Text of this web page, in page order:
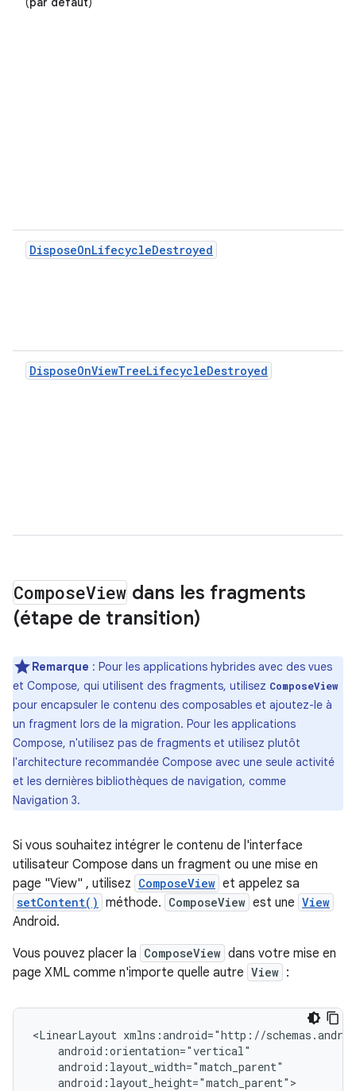
DisposeOnLifecycleDestroyed
DisposeOnViewTreeLifecycleDestroyed
ComposeView dans les fragments
(étape de transition)
Remarque : Pour les applications hybrides avec des vues
et Compose, qui utilisent des fragments, utilisez ComposeView
pour encapsuler le contenu des composables et ajoutez-le à
un fragment lors de la migration. Pour les applications
Compose, n'utilisez pas de fragments et utilisez plutôt
l'architecture recommandée Compose avec une seule activité
et les dernières bibliothèques de navigation, comme
Navigation 3.
Si vous souhaitez intégrer le contenu de l'interface
utilisateur Compose dans un fragment ou une mise en
page "View" , utilisez ComposeView et appelez sa
setContent() méthode. ComposeView est une View
Android.
Vous pouvez placer la ComposeView dans votre mise en
page XML comme n'importe quelle autre View :
<LinearLayout
android:layout_height="match_parent">